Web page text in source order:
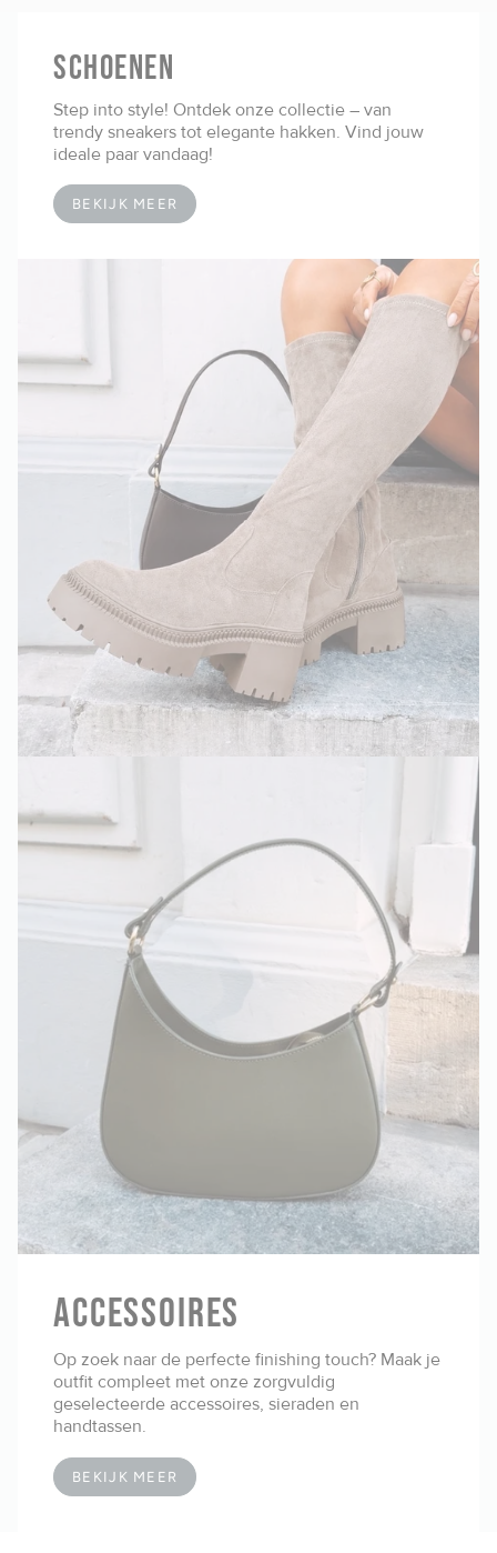
SCHOENEN
Step into style! Ontdek onze collectie – van
trendy sneakers tot elegante hakken. Vind jouw
ideale paar vandaag!
BEKIJK MEER
ACCESSOIRES
Op zoek naar de perfecte finishing touch? Maak je
outfit compleet met onze zorgvuldig
geselecteerde accessoires, sieraden en
handtassen.
BEKIJK MEER